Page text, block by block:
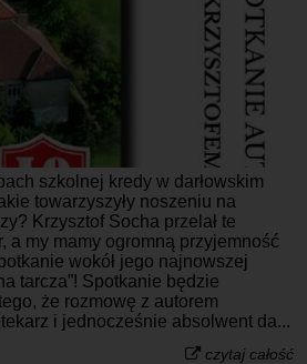
szkolnej kredy w darłowskim
towarzyszyły noszeniu na
Krzysztof Socha przelał te
a my mamy ogromną przyjemność
wokół jego najnowszej
tarcza”! Spotkanie będzie
że rozmowę z autorem
i jednocześnie absolwent da...
czytaj całość